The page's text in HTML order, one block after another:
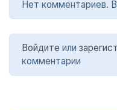
Нет комментариев.
Войдите или
комментарии